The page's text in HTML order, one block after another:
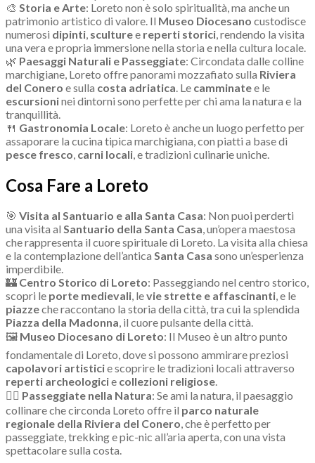
🎨 Storia e Arte: Loreto non è solo spiritualità, ma anche un
patrimonio artistico di valore. Il Museo Diocesano custodisce
numerosi dipinti sculturee reperti storici , rendendo la visita
una vera e propria immersione nella storia e nella cultura locale.
🌿 Paesaggi Naturali e Passeggiate: Circondata dalle colline
marchigiane, Loreto offre panorami mozzafiato sulla Riviera
del Conero e sulla costa adriatica . Le camminatee le
escursioninei dintorni sono perfette per chi ama la natura e la
tranquillità.
🍴 Gastronomia Locale: Loreto è anche un luogo perfetto per
assaporare la cucina tipica marchigiana, con piatti a base di
pesce fresco carni locali , e tradizioni culinarie uniche.
Cosa Fare a Loreto
🎯 Visita al Santuario e alla Santa Casa: Non puoi perderti
una visita al Santuario della Santa Casa, un’opera maestosa
che rappresenta il cuore spirituale di Loreto. La visita alla chiesa
e la contemplazione dell’antica Santa Casa sono un’esperienza
imperdibile.
🏰 Centro Storico di Loreto: Passeggiando nel centro storico,
scopri le porte medievali, levie strette e affascinanti, e le
piazzeche raccontano la storia della città, tra cui la splendida
Piazza della Madonna, il cuore pulsante della città.
🖼 Museo Diocesano di Loreto: Il Museo è un altro punto
fondamentale di Loreto, dove si possono ammirare preziosi
capolavori artisticie scoprire le tradizioni locali attraverso
reperti archeologicie collezioni religiose.
🚶‍♂ Passeggiate nella Natura: Se ami la natura, il paesaggio
collinare che circonda Loreto offre il parco naturale
regionale della Riviera del Conero, che è perfetto per
passeggiate, trekking e pic-nic all’aria aperta, con una vista
spettacolare sulla costa.